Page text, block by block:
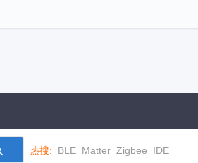
热搜: BLE Matter Zigbee IDE